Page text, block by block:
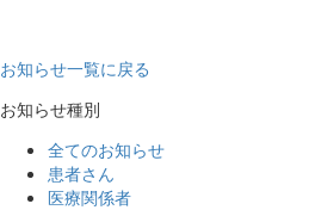
お知らせ一覧に戻る
お知らせ種別
全てのお知らせ
患者さん
医療関係者